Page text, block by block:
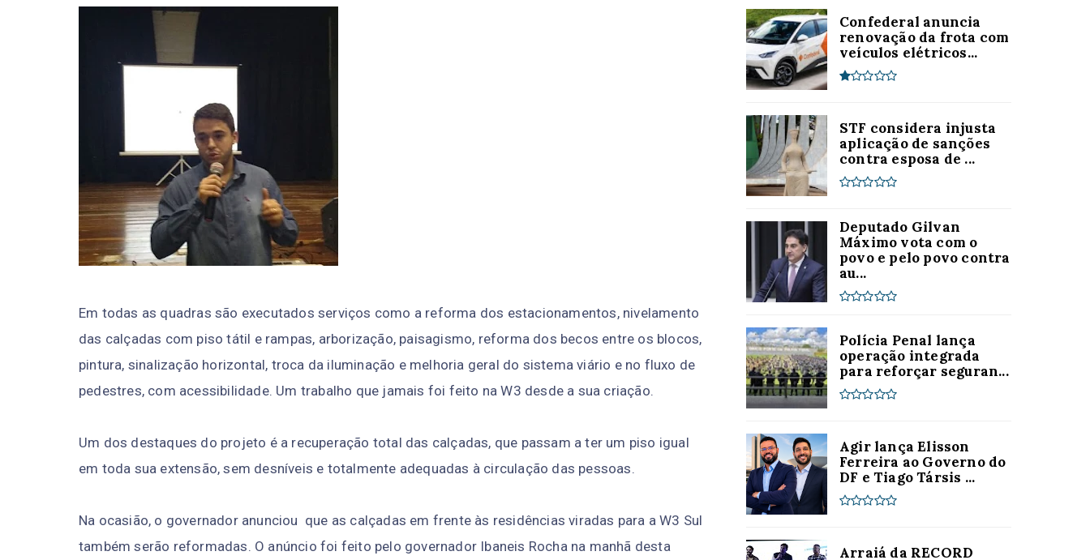
Em todas as quadras são executados serviços como a reforma dos estacionamentos, nivelamento
das calçadas com piso tátil e rampas, arborização, paisagismo, reforma dos becos entre os blocos,
pintura, sinalização horizontal, troca da iluminação e melhoria geral do sistema viário e no fluxo de
pedestres, com acessibilidade. Um trabalho que jamais foi feito na W3 desde a sua criação.
Um dos destaques do projeto é a recuperação total das calçadas, que passam a ter um piso igual
em toda sua extensão, sem desníveis e totalmente adequadas à circulação das pessoas.
Na ocasião, o governador anunciou que as calçadas em frente às residências viradas para a W3 Sul
também serão reformadas. O anúncio foi feito pelo governador Ibaneis Rocha na manhã desta
Confederal anuncia
renovação da frota com
veículos elétricos...
STF considera injusta
aplicação de sanções
contra esposa de ...
Deputado Gilvan
Máximo vota com o
povo e pelo povo contra
au...
Polícia Penal lança
operação integrada
para reforçar seguran...
Agir lança Elisson
Ferreira ao Governo do
DF e Tiago Társis ...
Arraiá da RECORD